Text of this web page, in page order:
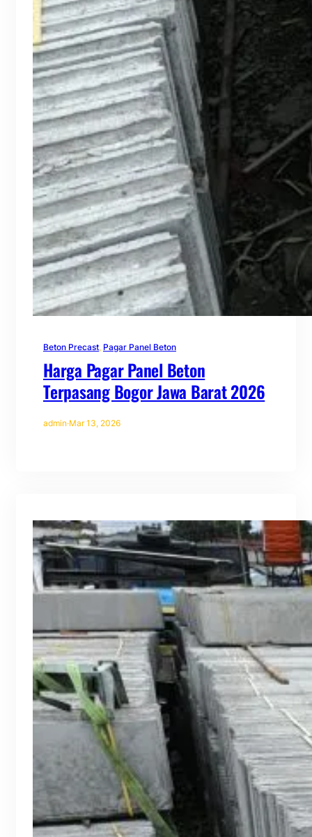
Beton Precast, Pagar Panel Beton
Harga Pagar Panel Beton
Terpasang Bogor Jawa Barat 2026
admin·Mar 13, 2026